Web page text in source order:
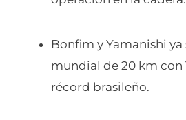
Bonfim y Yamanishi
mundial de 20 km con
récord brasileño.